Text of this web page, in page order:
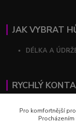
JAK VYBRAT
DÉLKA A
RYCHLÝ
+420 602 446
Pro komfortnější